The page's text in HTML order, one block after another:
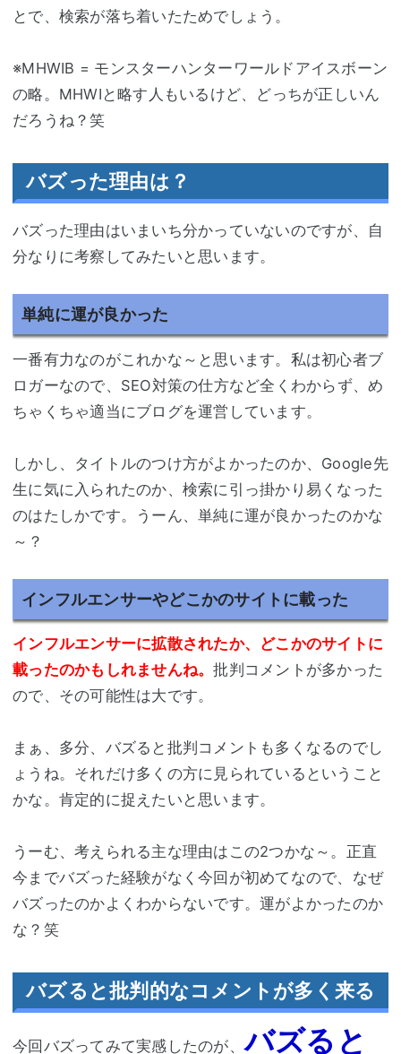
とで、検索が落ち着いたためでしょう。
※MHWIB = モンスターハンターワールドアイスボーン
の略。MHWIと略す人もいるけど、どっちが正しいん
だろうね？笑
バズった理由は？
バズった理由はいまいち分かっていないのですが、自
分なりに考察してみたいと思います。
単純に運が良かった
一番有力なのがこれかな～と思います。私は初心者ブ
ロガーなので、SEO対策の仕方など全くわからず、め
ちゃくちゃ適当にブログを運営しています。
しかし、タイトルのつけ方がよかったのか、Google先
生に気に入られたのか、検索に引っ掛かり易くなった
のはたしかです。うーん、単純に運が良かったのかな
～？
インフルエンサーやどこかのサイトに載った
インフルエンサーに拡散されたか、どこかのサイトに
載ったのかもしれませんね。批判コメントが多かった
ので、その可能性は大です。
まぁ、多分、バズると批判コメントも多くなるのでし
ょうね。それだけ多くの方に見られているということ
かな。肯定的に捉えたいと思います。
うーむ、考えられる主な理由はこの2つかな～。正直
今までバズった経験がなく今回が初めてなので、なぜ
バズったのかよくわからないです。運がよかったのか
な？笑
バズると批判的なコメントが多く来る
今回バズってみて実感したのが、バズると